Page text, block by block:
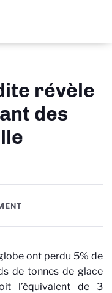
révèle
des
ont perdu 5% de
de tonnes de glace
l’équivalent de 3